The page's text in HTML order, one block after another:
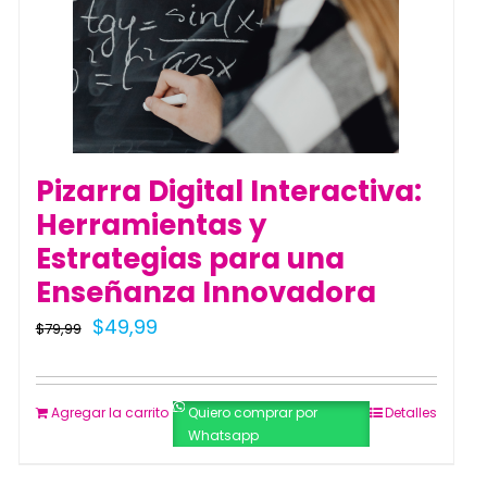
Pizarra Digital Interactiva:
Herramientas y
Estrategias para una
Enseñanza Innovadora
$79,99 El
$49,99El
actual
Agregar la carrito Detalles
Quiero comprar por
Whatsapp